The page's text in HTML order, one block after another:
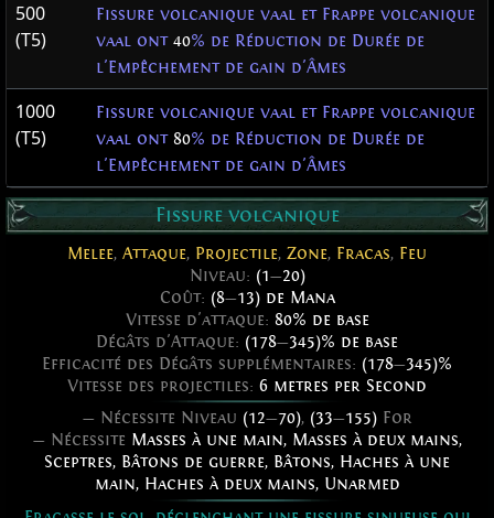
500
(T5)
Fissure volcanique vaal et Frappe volcanique
vaal ont 40% de Réduction de Durée de
l'Empêchement de gain d'Âmes
1000
(T5)
Fissure volcanique vaal et Frappe volcanique
vaal ont 80% de Réduction de Durée de
l'Empêchement de gain d'Âmes
Fissure volcanique
Melee, Attaque, Projectile, Zone, Fracas, Feu
Niveau: (1—20)
Coût: (8—13) de Mana
Vitesse d'attaque: 80% de base
Dégâts d'Attaque: (178—345)% de base
Efficacité des Dégâts supplémentaires: (178—345)%
Vitesse des projectiles: 6 metres per Second
— Nécessite Niveau (12—70), (33—155)For
— Nécessite Masses à une main, Masses à deux mains,
Sceptres, Bâtons de guerre, Bâtons, Haches à une
main, Haches à deux mains, Unarmed